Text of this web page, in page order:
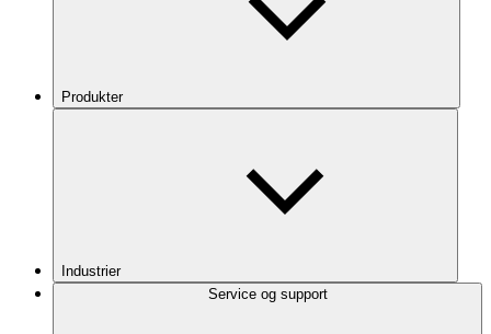
Produkter
Industrier
Service og support